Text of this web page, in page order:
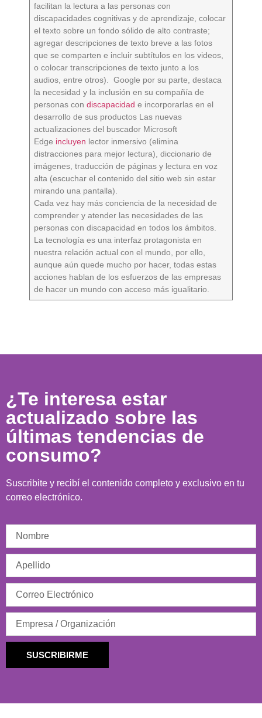
facilitan la lectura a las personas con
discapacidades cognitivas y de aprendizaje, colocar
el texto sobre un fondo sólido de alto contraste;
agregar descripciones de texto breve a las fotos
que se comparten e incluir subtítulos en los videos,
o colocar transcripciones de texto junto a los
audios, entre otros). Google por su parte, destaca
la necesidad y la inclusión en su compañía de
personas con discapacidad e incorporarlas en el
desarrollo de sus productos Las nuevas
actualizaciones del buscador Microsoft
Edge incluyen lector inmersivo (elimina
distracciones para mejor lectura), diccionario de
imágenes, traducción de páginas y lectura en voz
alta (escuchar el contenido del sitio web sin estar
mirando una pantalla).
Cada vez hay más conciencia de la necesidad de
comprender y atender las necesidades de las
personas con discapacidad en todos los ámbitos.
La tecnología es una interfaz protagonista en
nuestra relación actual con el mundo, por ello,
aunque aún quede mucho por hacer, todas estas
acciones hablan de los esfuerzos de las empresas
de hacer un mundo con acceso más igualitario.
¿Te interesa estar
actualizado sobre las
últimas tendencias de
consumo?
Suscribite y recibí el contenido completo y exclusivo en tu
correo electrónico.
SUSCRIBIRME